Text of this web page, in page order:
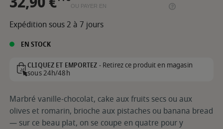
OU PAYER EN
Expédition sous 2 à 7 jours
EN STOCK
CLIQUEZ ET EMPORTEZ -Retirez ce produit en magasin
sous 24h/48h
Marbré vanille-chocolat, cake aux fruits secs ou aux
olives et romarin, brioche aux pistaches ou banana bread
— sur ce beau plat, on se coupe en quatre pour y